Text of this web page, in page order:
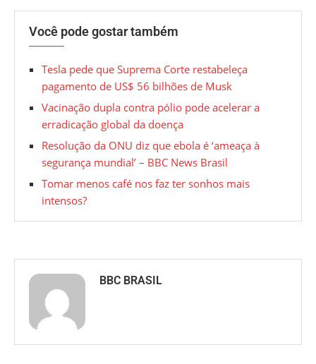
Você pode gostar também
Tesla pede que Suprema Corte restabeleça
pagamento de US$ 56 bilhões de Musk
Vacinação dupla contra pólio pode acelerar a
erradicação global da doença
Resolução da ONU diz que ebola é ‘ameaça à
segurança mundial’ – BBC News Brasil
Tomar menos café nos faz ter sonhos mais
intensos?
BBC BRASIL